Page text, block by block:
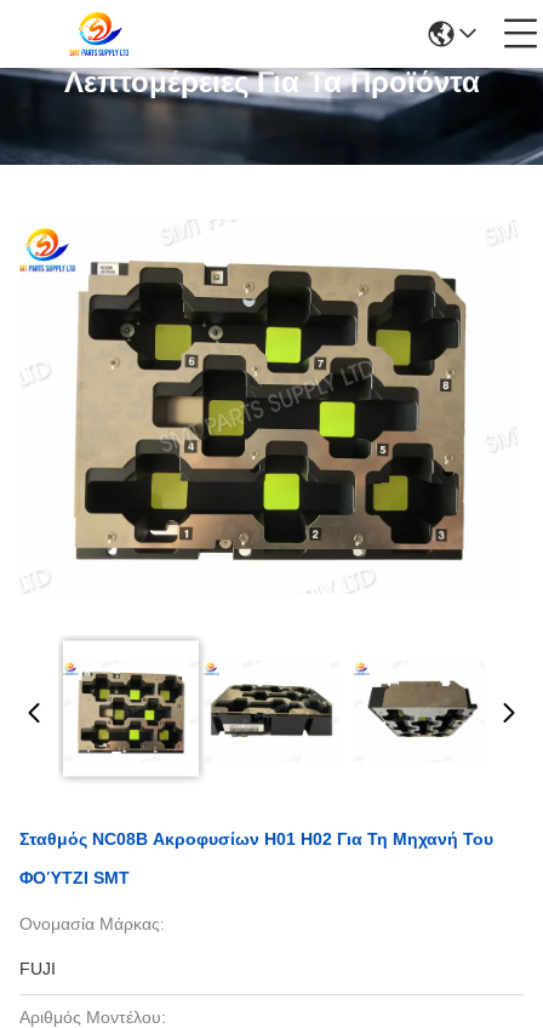
Λεπτομέρειες Για Τα Προϊόντα
Σταθμός NC08B Ακροφυσίων H01 H02 Για Τη Μηχανή Του
ΦΟΎΤΖΙ SMT
Ονομασία Μάρκας:
FUJI
Αριθμός Μοντέλου: